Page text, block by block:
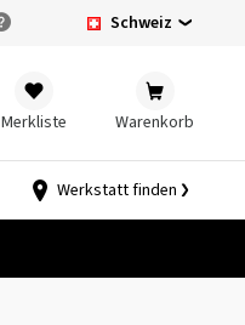
Schweiz
Merkliste Warenkorb
Werkstatt finden